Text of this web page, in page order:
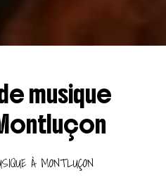
musique
À MONTLUÇON